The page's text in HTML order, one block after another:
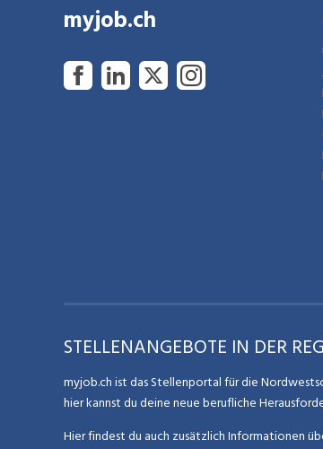
myjob.ch
STELLENANGEBOTE IN DER
myjob.ch ist das Stellenportal für die
hier kannst du deine neue berufliche
Hier findest du auch zusätzlich Informationen